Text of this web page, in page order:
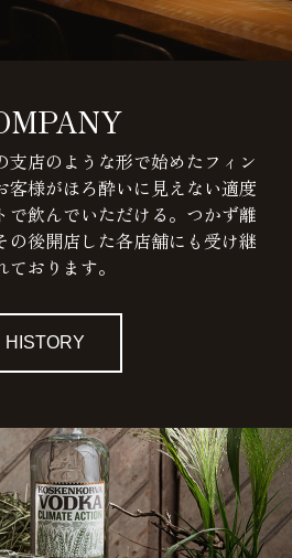
支店のような形で始めたフィン
客様がほろ酔いに見えない適度
で飲んでいただける。つかず離
の後開店した各店舗にも受け継
ております。
HISTORY